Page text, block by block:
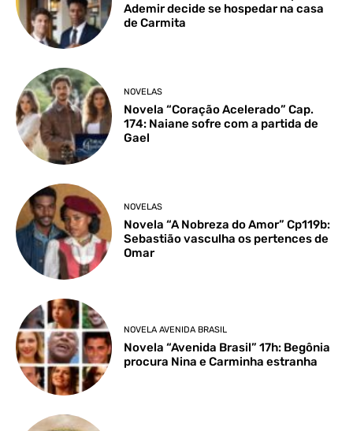
Ademir decide se hospedar na casa
de Carmita
NOVELAS
Novela “Coração Acelerado” Cap.
174: Naiane sofre com a partida de
Gael
NOVELAS
Novela “A Nobreza do Amor” Cp119b:
Sebastião vasculha os pertences de
Omar
NOVELA AVENIDA BRASIL
Novela “Avenida Brasil” 17h: Begônia
procura Nina e Carminha estranha